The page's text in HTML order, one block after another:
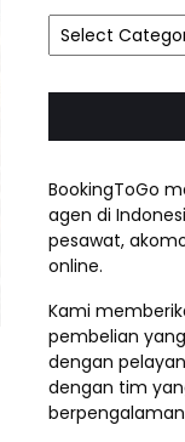
BookingToGo
agen di
pesawat,
online.
Kami
pembelian
dengan
dengan tim